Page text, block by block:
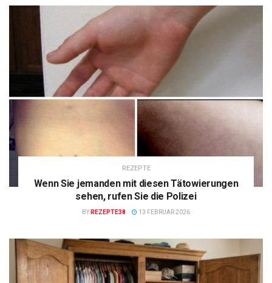
REZEPTE
Wenn Sie jemanden mit diesen Tätowierungen
sehen, rufen Sie die Polizei
BY REZEPTE38 13 FEBRUAR 2026